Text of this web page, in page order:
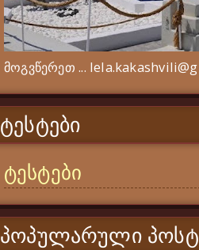
მოგვწერეთ ...
ᲢᲔᲡᲢᲔᲑᲘ
ტესტები
ᲞᲝᲞᲣᲚᲐᲠᲣᲚᲘ